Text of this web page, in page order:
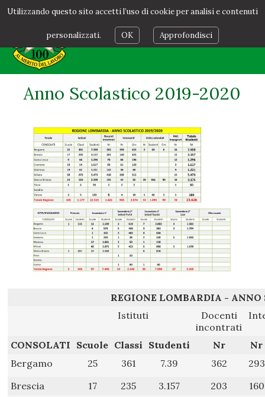
Utilizzando questo sito accetti l’uso di cookie per analisi e contenuti
personalizzati. OK Approfondisci
Anno Scolastico 2019-2020
REGIONE LOMBARDIA -
Istituti
Docenti
incontrati
CONSOLATI Scuole Classi Studenti Nr
Nr
Bergamo
25 361 7.39 362
293
Brescia
17 235 3.157 203
160